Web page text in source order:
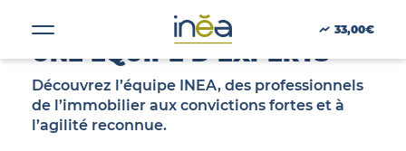
33,00€
ACTUS
UNE ÉQUIPE D’EXPERTS
Découvrez l’équipe INEA, des professionnels
de l’immobilier aux convictions fortes et à
l’agilité reconnue.
Une équipe qui dit
ce qu’elle fait et
fait ce qu’elle dit